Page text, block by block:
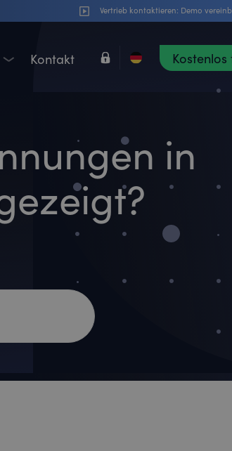
Vertrieb kontaktieren: Demo
Kontakt Kostenlos
in